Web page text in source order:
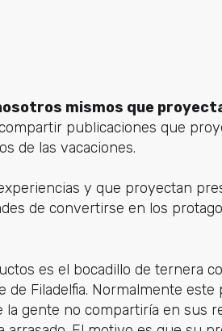
mismos que
publicaciones que
de las vacaciones.
y que proyectan
de convertirse en los
es el bocadillo de ternera
Filadelfia. Normalmente este
gente no compartiría en sus